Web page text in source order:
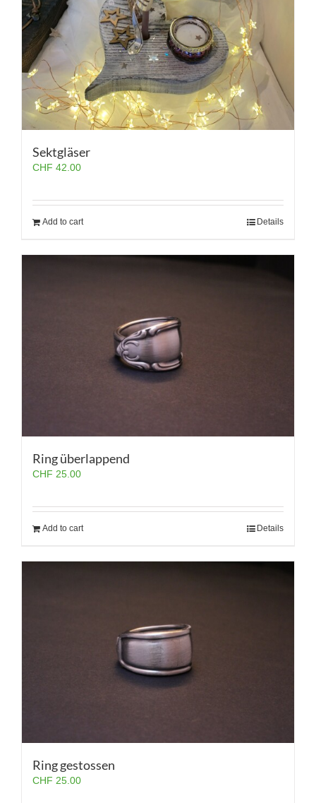
Sektgläser
CHF 42.00
Add to cart Details
Ring überlappend
CHF 25.00
Add to cart Details
Ring gestossen
CHF 25.00